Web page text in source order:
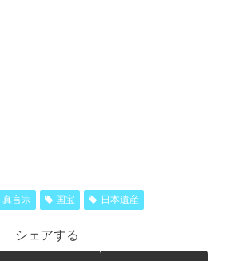
真言宗 国宝 日本遺産
シェアする